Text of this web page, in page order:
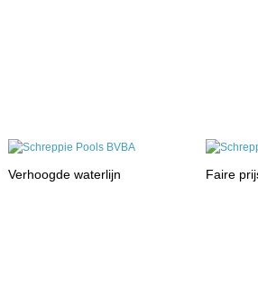
Verhoogde waterlijn Faire